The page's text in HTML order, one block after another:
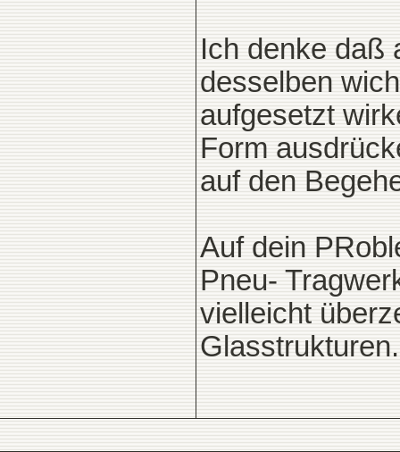
Ich denke daß
desselben
aufgesetzt
Form
auf den
Auf dein
Pneu-
vielleicht